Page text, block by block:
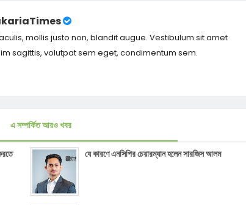
mollis justo non, blandit augue. Vestibulum sit amet
sagittis, volutpat sem eget, condimentum sem.
এ সম্পর্কিত আরও খবর
যে কারণে এনসিপির চেয়ার‌ম্যান হলেন সারজিস আলম